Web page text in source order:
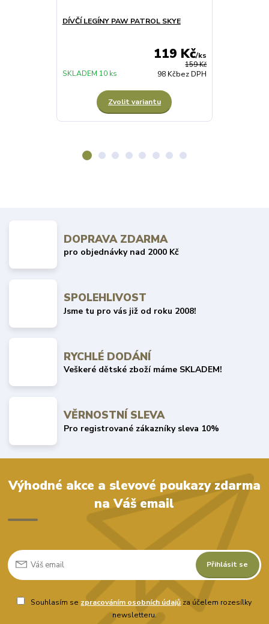
DÍVČÍ LEGÍNY PAW PATROL SKYE
159 Kč
119 Kč/ks
98 Kčbez DPH
SKLADEM 10 ks
Zvolit variantu
DOPRAVA ZDARMA
pro objednávky nad 2000 Kč
SPOLEHLIVOST
Jsme tu pro vás již od roku 2008!
RYCHLÉ DODÁNÍ
Veškeré dětské zboží máme SKLADEM!
VĚRNOSTNÍ SLEVA
Pro registrované zákazníky sleva 10%
Výhodné akce a slevové poukazy zdarma
na Váš email
Přihlásit se
Souhlasím se zpracováním osobních údajů za účelem rozesílky
newsletteru.